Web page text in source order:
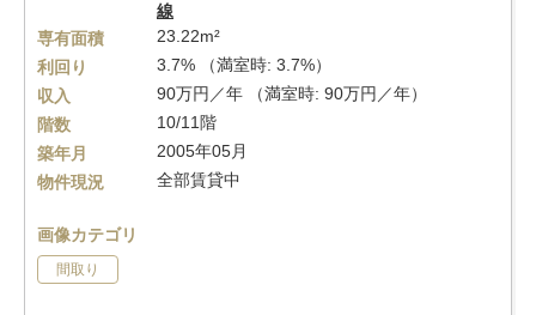
線
専有面積
23.22m²
利回り
3.7% （満室時: 3.7%）
収入
90万円／年 （満室時: 90万円／年）
階数
10/11階
築年月
2005年05月
物件現況
全部賃貸中
画像カテゴリ
間取り